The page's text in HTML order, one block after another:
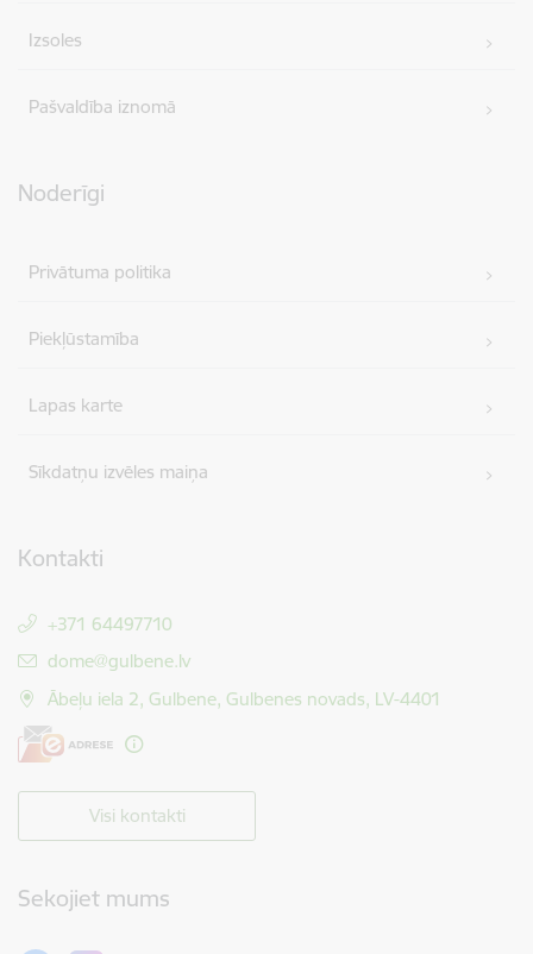
Izsoles
Pašvaldība iznomā
Noderīgi
Privātuma politika
Piekļūstamība
Lapas karte
Sīkdatņu izvēles maiņa
Kontakti
+371 64497710
E-pasts:
dome@gulbene.lv
Ābeļu iela 2, Gulbene, Gulbenes novads, LV-4401
Visi kontakti
Sekojiet mums